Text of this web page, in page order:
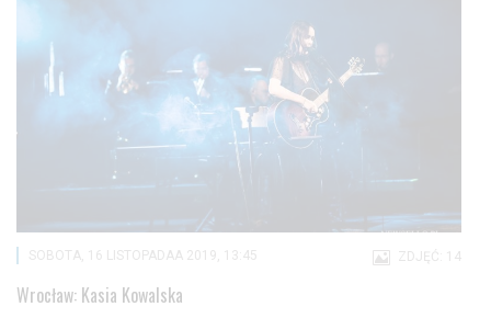
ZDJĘĆ: 14
SOBOTA, 16 LISTOPADAA 2019, 13:45
Wrocław: Kasia Kowalska